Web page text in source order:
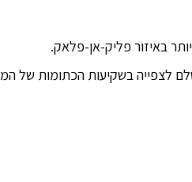
באיזור פליק-אן-פלאק.
לצפייה בשקיעות הכתומות של